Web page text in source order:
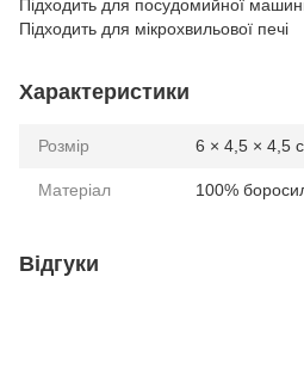
Підходить для посудомийної
Підходить для мікрохвильової печі
Характеристики
Розмір 6 × 4,5 × 4,5
Матеріал 100%
Відгуки